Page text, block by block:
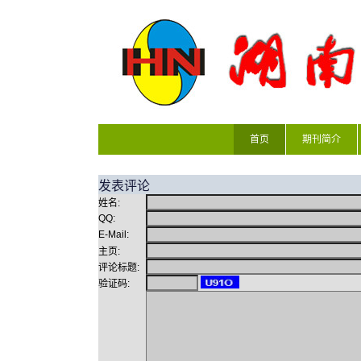
首页 期刊简介
发表评论
姓名:
QQ:
E-Mail:
主页:
评论标题:
验证码: